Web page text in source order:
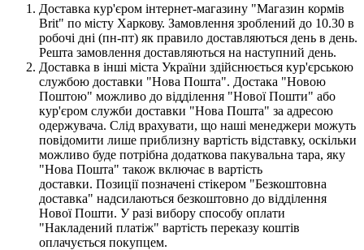
Доставка кур'єром інтернет-магазину "Магазин кормів
Brit" по місту Харкову. Замовлення зроблений до 10.30 в
робочі дні (пн-пт) як правило доставляються день в день.
Решта замовлення доставляються на наступний день.
Доставка в інші міста України здійснюється кур'єрською
службою доставки "Нова Пошта". Достака "Новою
Поштою" можливо до відділення "Нової Пошти" або
кур'єром служби доставки "Нова Пошта" за адресою
одержувача. Слід врахувати, що наші менеджери можуть
повідомити лише приблизну вартість відставку, оскільки
можливо буде потрібна додаткова пакувальна тара, яку
"Нова Пошта" також включає в вартість
доставки. Позиції позначені стікером "Безкоштовна
доставка" надсилаються безкоштовно до відділення
Нової Пошти. У разі вибору способу оплати
"Накладений платіж" вартість переказу коштів
оплачується покупцем.